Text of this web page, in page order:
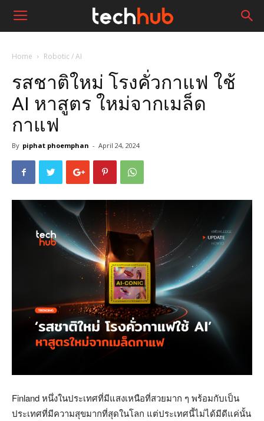
Home Robotic / AI
รสชาติใหม่ โรงคั่วกาแฟ ใช้
AI หาสูตร ใหม่จากเมล็ด
กาแฟ
By piphat phoemphan - April 24, 2024
Finland หนึ่งในประเทศที่มีแสงเหนือที่สวยมาก ๆ พร้อมกับเป็น
ประเทศที่มีความสุขมากที่สุดในโลก แต่ประเทศนี้ไม่ได้มีดีแค่นั้น